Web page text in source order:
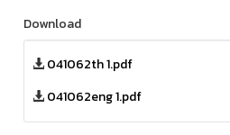
Download
041062th 1.pdf
041062eng 1.pdf